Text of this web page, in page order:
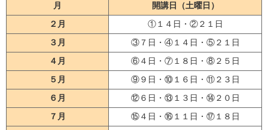
月
開講日（土曜日）
２月
①１４日・②２１日
３月
③７日・④１４日・⑤２１日
４月
⑥４日・⑦１８日・⑧２５日
５月
⑨９日・⑩１６日・⑪２３日
６月
⑫６日・⑬１３日・⑭２０日
７月
⑮４日・⑯１１日・⑰１８日